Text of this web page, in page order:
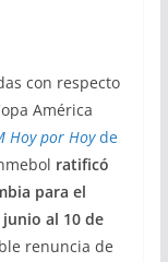
con respecto
América
Hoy por Hoyde
ratificó
para el
al 10 de
renuncia de